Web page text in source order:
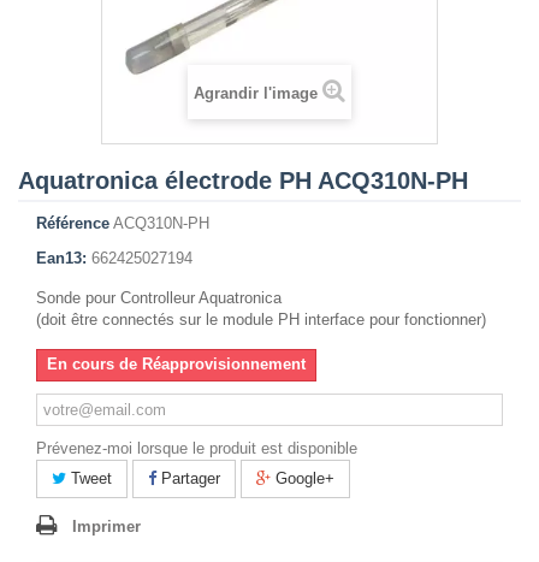
Agrandir l'image
Aquatronica électrode PH ACQ310N-PH
Référence ACQ310N-PH
Ean13: 662425027194
Sonde pour Controlleur Aquatronica
(doit être connectés sur le module PH interface pour fonctionner)
En cours de Réapprovisionnement
Prévenez-moi lorsque le produit est disponible
Tweet
Partager Google+
Imprimer